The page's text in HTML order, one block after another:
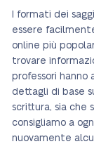
I formati dei
essere
online più
trovare
professori hanno
dettagli di base
scrittura, sia che
consigliamo a
nuovamente